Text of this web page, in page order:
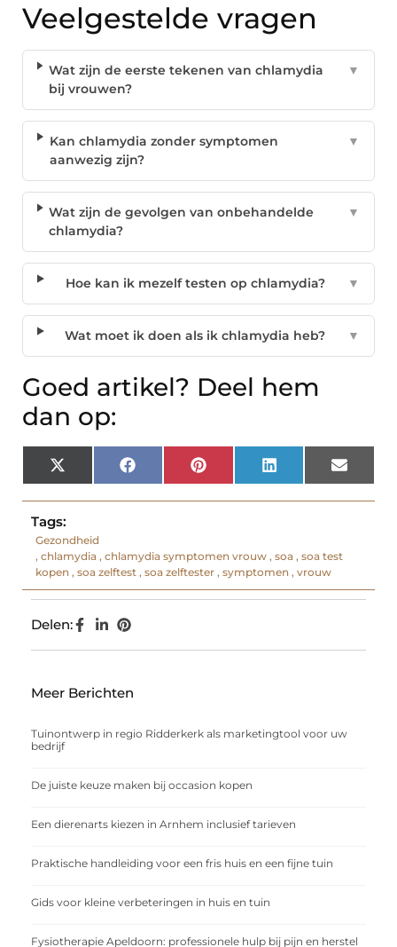
Veelgestelde vragen
Wat zijn de eerste tekenen van chlamydia
bij vrouwen?
▼
Kan chlamydia zonder symptomen
aanwezig zijn?
▼
Wat zijn de gevolgen van onbehandelde
chlamydia?
▼
Hoe kan ik mezelf testen op chlamydia? ▼
Wat moet ik doen als ik chlamydia heb? ▼
Goed artikel? Deel hem
dan op:
X
(Twitter)
Facebook Pinterest LinkedIn Email
Tags:
Gezondheid
, chlamydia , chlamydia symptomen vrouw , soa , soa test
kopen , soa zelftest , soa zelftester , symptomen , vrouw
Delen:
Meer Berichten
Tuinontwerp in regio Ridderkerk als marketingtool voor uw
bedrijf
De juiste keuze maken bij occasion kopen
Een dierenarts kiezen in Arnhem inclusief tarieven
Praktische handleiding voor een fris huis en een fijne tuin
Gids voor kleine verbeteringen in huis en tuin
Fysiotherapie Apeldoorn: professionele hulp bij pijn en herstel